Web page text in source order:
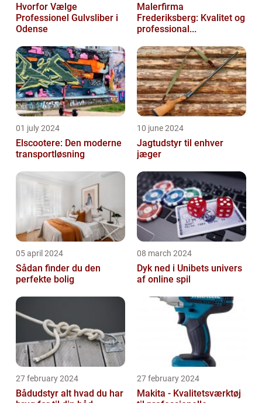
Hvorfor Vælge
Professionel Gulvsliber i
Odense
Malerfirma
Frederiksberg: Kvalitet og
professional...
01 july 2024
Elscootere: Den moderne
transportløsning
10 june 2024
Jagtudstyr til enhver
jæger
05 april 2024
Sådan finder du den
perfekte bolig
08 march 2024
Dyk ned i Unibets univers
af online spil
27 february 2024
Bådudstyr alt hvad du har
27 february 2024
Makita - Kvalitetsværktøj